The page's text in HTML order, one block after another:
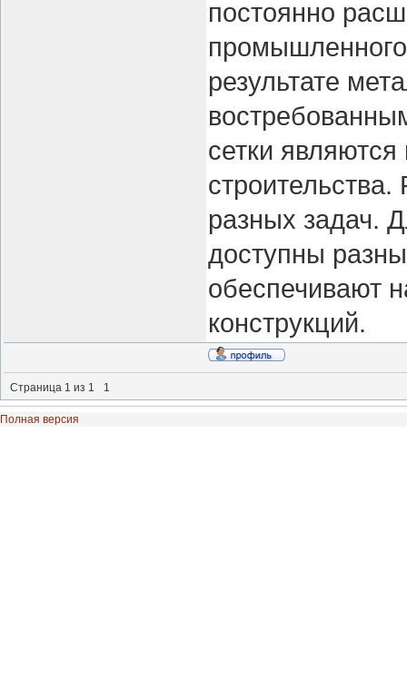
постоянно
результате
сетки
разных задач.
доступны
обеспечивают
конструкций.
Страница 1 из 1 1
Полная версия